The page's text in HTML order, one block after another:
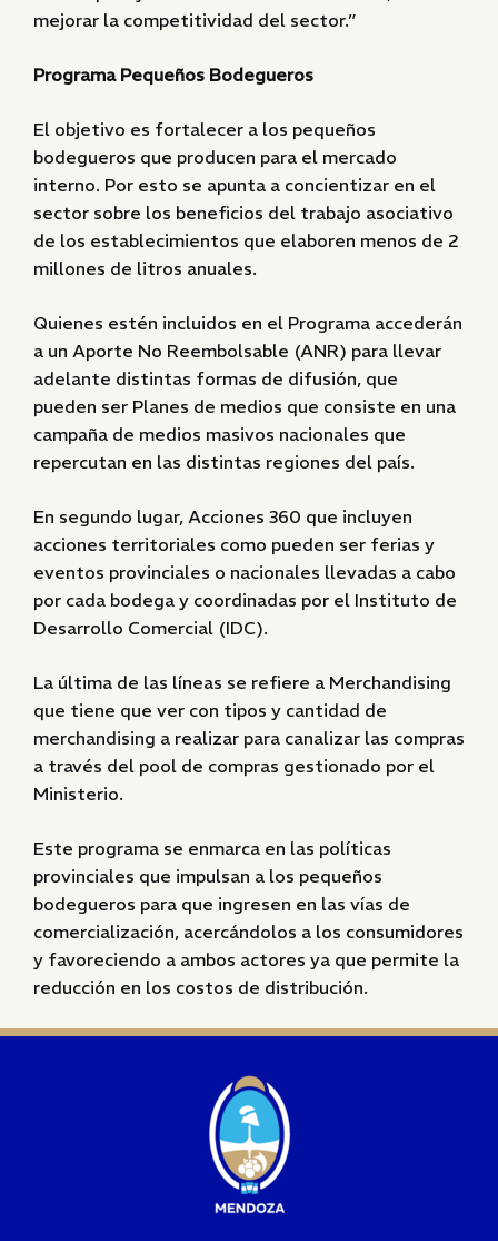
mejorar la competitividad del sector.”
Programa Pequeños Bodegueros
El objetivo es fortalecer a los pequeños
bodegueros que producen para el mercado
interno. Por esto se apunta a concientizar en el
sector sobre los beneficios del trabajo asociativo
de los establecimientos que elaboren menos de 2
millones de litros anuales.
Quienes estén incluidos en el Programa accederán
a un Aporte No Reembolsable (ANR) para llevar
adelante distintas formas de difusión, que
pueden ser Planes de medios que consiste en una
campaña de medios masivos nacionales que
repercutan en las distintas regiones del país.
En segundo lugar, Acciones 360 que incluyen
acciones territoriales como pueden ser ferias y
eventos provinciales o nacionales llevadas a cabo
por cada bodega y coordinadas por el Instituto de
Desarrollo Comercial (IDC).
La última de las líneas se refiere a Merchandising
que tiene que ver con tipos y cantidad de
merchandising a realizar para canalizar las compras
a través del pool de compras gestionado por el
Ministerio.
Este programa se enmarca en las políticas
provinciales que impulsan a los pequeños
bodegueros para que ingresen en las vías de
comercialización, acercándolos a los consumidores
y favoreciendo a ambos actores ya que permite la
reducción en los costos de distribución.